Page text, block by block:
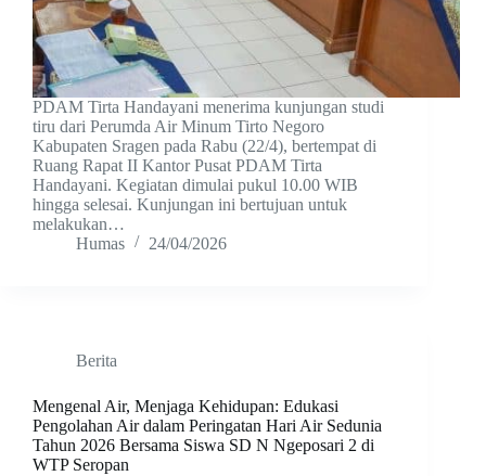
PDAM Tirta Handayani menerima kunjungan studi
tiru dari Perumda Air Minum Tirto Negoro
Kabupaten Sragen pada Rabu (22/4), bertempat di
Ruang Rapat II Kantor Pusat PDAM Tirta
Handayani. Kegiatan dimulai pukul 10.00 WIB
hingga selesai. Kunjungan ini bertujuan untuk
melakukan…
Humas
24/04/2026
Berita
Mengenal Air, Menjaga Kehidupan: Edukasi
Pengolahan Air dalam Peringatan Hari Air Sedunia
Tahun 2026 Bersama Siswa SD N Ngeposari 2 di
WTP Seropan